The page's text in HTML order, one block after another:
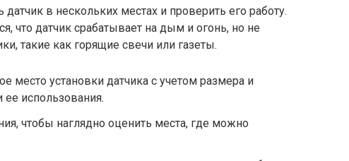
в нескольких местах и проверить его работу.
что датчик срабатывает на дым и огонь, но не
такие как горящие свечи или газеты.
место установки датчика с учетом размера и
использования.
чтобы наглядно оценить места, где можно